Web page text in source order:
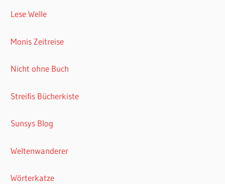
Lese Welle
Monis Zeitreise
Nicht ohne Buch
Streifis Bücherkiste
Sunsys Blog
Weltenwanderer
Wörterkatze